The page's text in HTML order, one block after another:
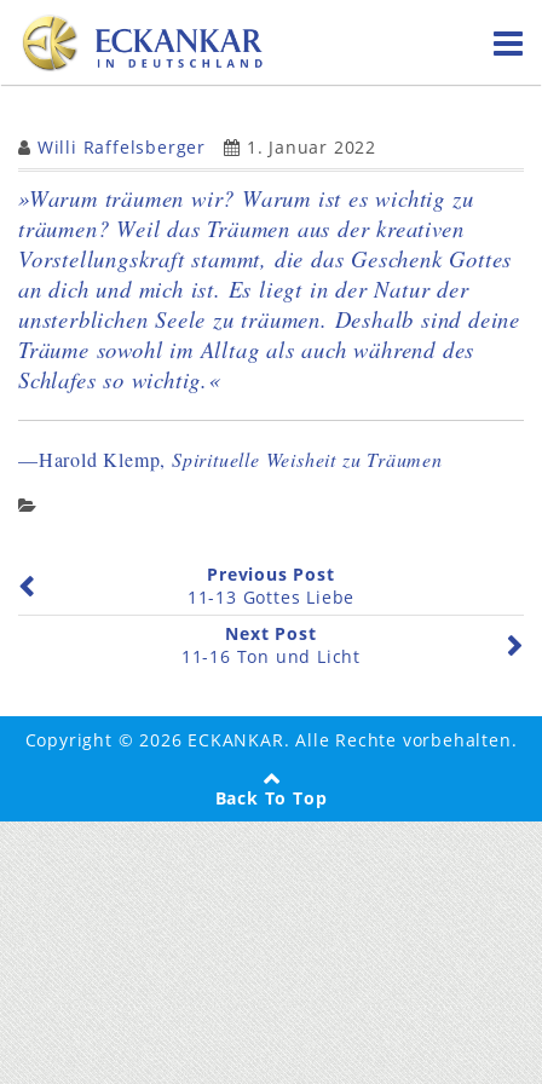
Skip
content
Willi Raffelsberger 1. Januar 2022
»Warum träumen wir? Warum ist es wichtig zu
träumen? Weil das Träumen aus der kreativen
Vorstellungskraft stammt, die das Geschenk Gottes
an dich und mich ist. Es liegt in der Natur der
unsterblichen Seele zu träumen. Deshalb sind deine
Träume sowohl im Alltag als auch während des
Schlafes so wichtig.«
—Harold Klemp, Spirituelle Weisheit zu Träumen
Previous Post
11-13 Gottes Liebe
Next Post
11-16 Ton und Licht
Copyright © 2026 ECKANKAR. Alle Rechte vorbehalten.
Back To Top